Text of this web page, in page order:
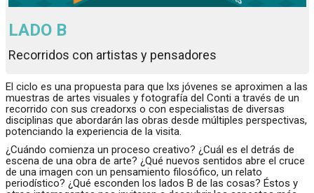
LADO B
Recorridos con artistas y pensadores
El ciclo es una propuesta para que lxs jóvenes se aproximen a las
muestras de artes visuales y fotografía del Conti a través de un
recorrido con sus creadorxs o con especialistas de diversas
disciplinas que abordarán las obras desde múltiples perspectivas,
potenciando la experiencia de la visita.
¿Cuándo comienza un proceso creativo? ¿Cuál es el detrás de
escena de una obra de arte? ¿Qué nuevos sentidos abre el cruce
de una imagen con un pensamiento filosófico, un relato
periodístico? ¿Qué esconden los lados B de las cosas? Éstos y